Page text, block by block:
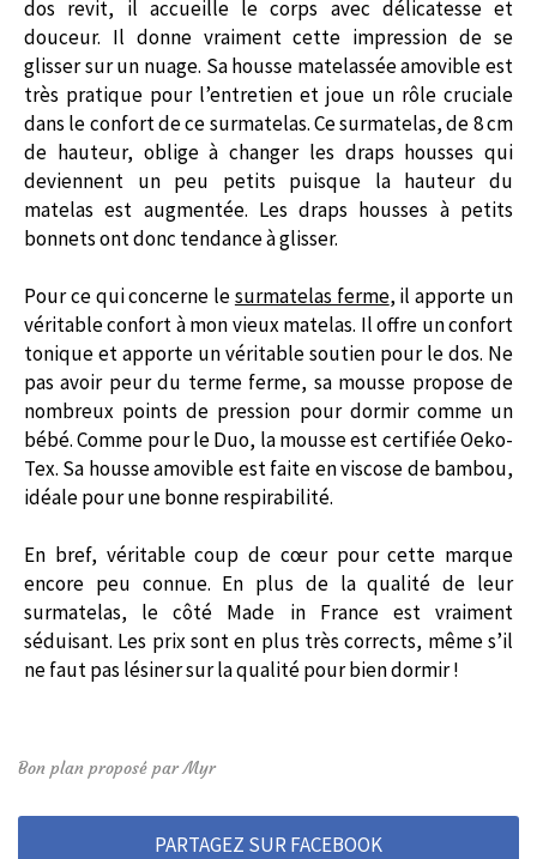
dos revit, il accueille le corps avec délicatesse et
douceur. Il donne vraiment cette impression de se
glisser sur un nuage. Sa housse matelassée amovible est
très pratique pour l’entretien et joue un rôle cruciale
dans le confort de ce surmatelas. Ce surmatelas, de 8 cm
de hauteur, oblige à changer les draps housses qui
deviennent un peu petits puisque la hauteur du
matelas est augmentée. Les draps housses à petits
bonnets ont donc tendance à glisser.
Pour ce qui concerne lesurmatelas ferme, il apporte un
véritable confort à mon vieux matelas. Il offre un confort
tonique et apporte un véritable soutien pour le dos. Ne
pas avoir peur du terme ferme, sa mousse propose de
nombreux points de pression pour dormir comme un
bébé. Comme pour le Duo, la mousse est certifiée Oeko-
Tex. Sa housse amovible est faite en viscose de bambou,
idéale pour une bonne respirabilité.
En bref, véritable coup de cœur pour cette marque
encore peu connue. En plus de la qualité de leur
surmatelas, le côté Made in France est vraiment
séduisant. Les prix sont en plus très corrects, même s’il
ne faut pas lésiner sur la qualité pour bien dormir !
Bon plan proposé par Myr
PARTAGEZ SUR FACEBOOK